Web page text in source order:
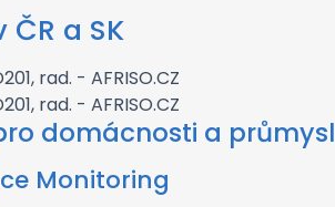
a SK
domácnosti a průmysl
Monitoring